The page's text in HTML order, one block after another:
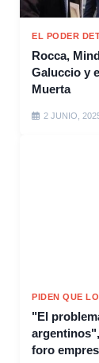
EL PODER
Rocca,
Galuccio y
Muerta
2 JUNIO,
PIDEN QUE
"El
foro